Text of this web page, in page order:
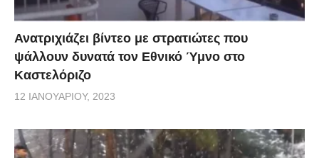
Ανατριχιάζει βίντεο με στρατιώτες που
ψάλλουν δυνατά τον Εθνικό Ύμνο στο
Καστελόριζο
12 ΙΑΝΟΥΑΡΊΟΥ, 2023